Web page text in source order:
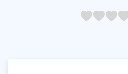
3
25
2
15
1
05